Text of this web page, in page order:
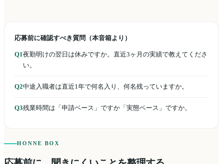
応募前に確認すべき質問（本音箱より）
Q1夜勤明けの翌日は休みですか。直近3ヶ月の実績で教えてくださ
い。
Q2中途入職者は直近1年で何名入り、何名残っていますか。
Q3残業時間は「申請ベース」ですか「実態ベース」ですか。
HONNE BOX